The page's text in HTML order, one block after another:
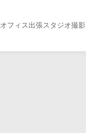
オフィス出張スタジオ撮影